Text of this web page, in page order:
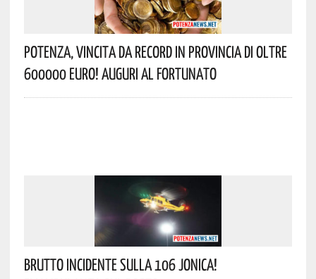
Potenza, Vincita Da Record In Provincia Di Oltre
600000 Euro! Auguri Al Fortunato
Brutto Incidente Sulla 106 Jonica!